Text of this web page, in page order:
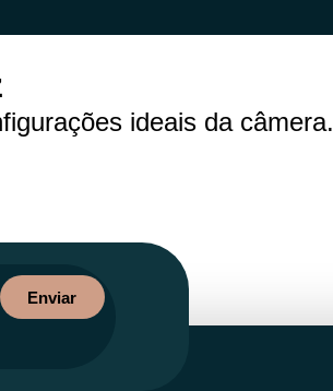
ideais da câmera.
Enviar